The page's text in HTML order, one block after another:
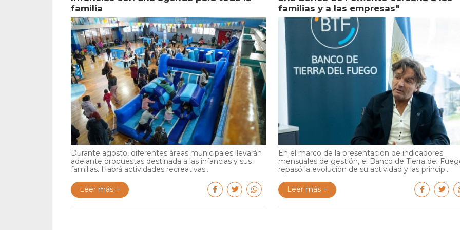
familia
Durante agosto, diferentes áreas municipales llevarán
adelante propuestas destinada a las infancias y sus
familias. Habrá actividades recreativas...
Leer más +
familias y a las empresas"
En el marco de la presentación de indicadores
mensuales de gestión, el Banco de Tierra del
repasó la evolución de su actividad y las princip...
Leer más +